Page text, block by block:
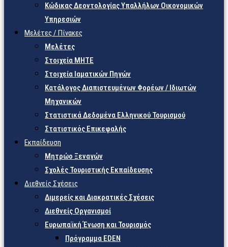
Κώδικας Δεοντολογίας Υπαλλήλων Οικονομικών
Υπηρεσιών
Μελέτες / Πίνακες
Μελέτες
Στοιχεία ΜΗΤΕ
Στοιχεία Ιαματικών Πηγών
Κατάλογος Διαπιστευμένων Φορέων / Ιδιωτών
Μηχανικών
Στατιστικά Δεδομένα Ελληνικού Τουρισμού
Στατιστικός Επικεφαλής
Εκπαίδευση
Μητρώο Ξεναγών
Σχολές Τουριστικής Εκπαίδευσης
Διεθνείς Σχέσεις
Διμερείς και Διακρατικές Σχέσεις
Διεθνείς Οργανισμοί
Ευρωπαϊκή Ένωση και Τουρισμός
Πρόγραμμα EDEN